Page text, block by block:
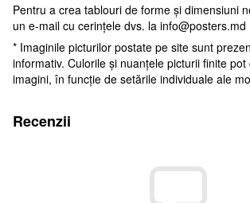
Pentru a crea tablouri de forme și dimensiuni
un e-mail cu cerințele dvs. la info@posters.md
* Imaginile picturilor postate pe site sunt
informativ. Culorile și nuanțele picturii finite
imagini, în funcție de setările individuale ale
Recenzii